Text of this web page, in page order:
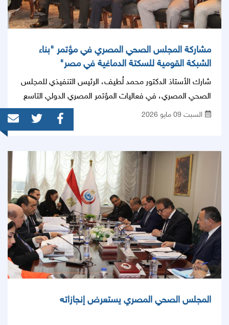
مشاركة المجلس الصحي المصري في مؤتمر "بناء
الشبكة القومية للسكتة الدماغية في مصر"
شارك الأستاذ الدكتور محمد لُطيف، الرئيس التنفيذي للمجلس
الصحي المصري، في فعاليات المؤتمر المصري الدولي التاسع
للسكتة الدماغية، والذي انطلق هذا العام كأول مؤتمر قومي لـ
"الشبكة القومية للسكتة الدماغية"، تحت رعاية وزارة الصحة
القومية للسكتة الدماغية في مصر: من الرؤية إلى الواقع"
(Building Egypt’s National Stroke Network: From
Vision to Reality)
السبت 09 مايو 2026
المجلس الصحي المصري يستعرض إنجازاته